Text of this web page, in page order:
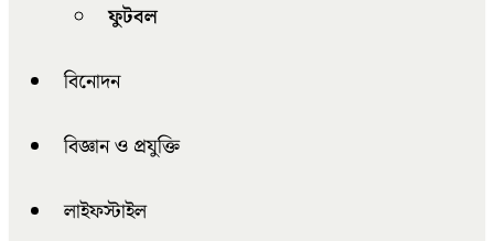
ফুটবল
বিনোদন
বিজ্ঞান ও প্রযুক্তি
লাইফস্টাইল